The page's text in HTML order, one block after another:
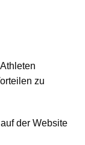
zu
der Website